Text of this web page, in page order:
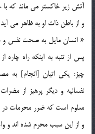
آتش زير خاکستر مي ماند که
و از باطن ذات او به ظاهر مي
« انسان مايل به صحت نفس و
پس از تنبه به اينکه راه
چيز: يکي اتيان [انجام]
نفسانيه و ديگر پرهيز از
معلوم است که ضرر محرمات در
و از اين سبب محرم شده اند و